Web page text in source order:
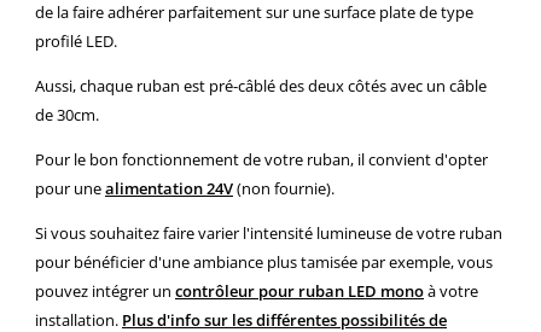
de la faire adhérer parfaitement sur une surface plate de type
profilé LED.
Aussi, chaque ruban est pré-câblé des deux côtés avec un câble
de 30cm.
Pour le bon fonctionnement de votre ruban, il convient d'opter
pour unealimentation 24V(non fournie).
Si vous souhaitez faire varier l'intensité lumineuse de votre ruban
pour bénéficier d'une ambiance plus tamisée par exemple, vous
pouvez intégrer un contrôleur pour ruban LED monoà votre
installation. Plus d'info sur les différentes possibilités de